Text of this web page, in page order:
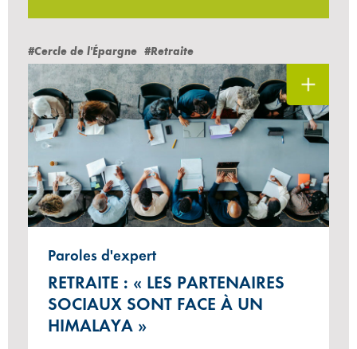
#Cercle de l'Épargne #Retraite
Paroles d'expert
RETRAITE : « LES PARTENAIRES
SOCIAUX SONT FACE À UN
HIMALAYA »